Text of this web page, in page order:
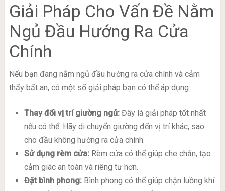
Giải Pháp Cho Vấn Đề Nằm
Ngủ Đầu Hướng Ra Cửa
Chính
Nếu bạn đang nằm ngủ đầu hướng ra cửa chính và cảm
thấy bất an, có một số giải pháp bạn có thể áp dụng:
Thay đổi vị trí giường ngủ:Đây là giải pháp tốt nhất
nếu có thể. Hãy di chuyển giường đến vị trí khác, sao
cho đầu không hướng ra cửa chính.
Sử dụng rèm cửa:Rèm cửa có thể giúp che chắn, tạo
cảm giác an toàn và riêng tư hơn.
Đặt bình phong:Bình phong có thể giúp chặn luồng khí